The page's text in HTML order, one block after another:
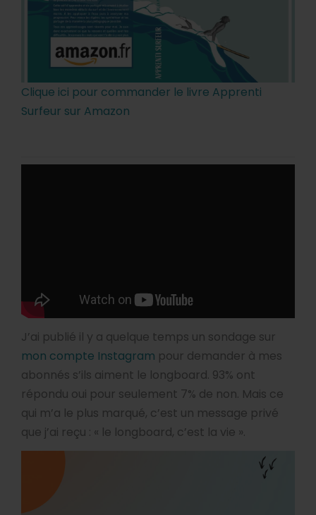
Clique ici pour commander le livre Apprenti
Surfeur sur Amazon
J’ai publié il y a quelque temps un sondage sur
mon compte Instagram pour demander à mes
abonnés s’ils aiment le longboard. 93% ont
répondu oui pour seulement 7% de non. Mais ce
qui m’a le plus marqué, c’est un message privé
que j’ai reçu : « le longboard, c’est la vie ».